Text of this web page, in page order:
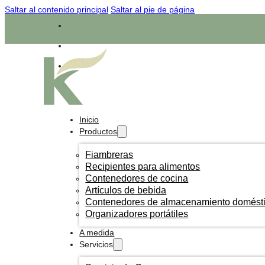
Saltar al contenido principal Saltar al pie de página
Inicio
Productos
Fiambreras
Recipientes para alimentos
Contenedores de cocina
Artículos de bebida
Contenedores de almacenamiento
Organizadores portátiles
A medida
Servicios